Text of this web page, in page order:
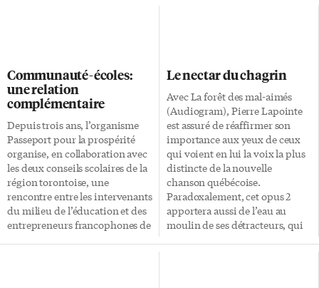
Communauté-écoles:
une relation
complémentaire
Depuis trois ans, l’organisme
Passeport pour la prospérité
organise, en collaboration avec
les deux conseils scolaires de la
région torontoise, une
rencontre entre les intervenants
du milieu de l’éducation et des
entrepreneurs francophones de
Le nectar du chagrin
Avec La forêt des mal-aimés
(Audiogram), Pierre Lapointe
est assuré de réaffirmer son
importance aux yeux de ceux
qui voient en lui la voix la plus
distincte de la nouvelle
chanson québécoise.
Paradoxalement, cet opus 2
apportera aussi de l’eau au
moulin de ses détracteurs, qui